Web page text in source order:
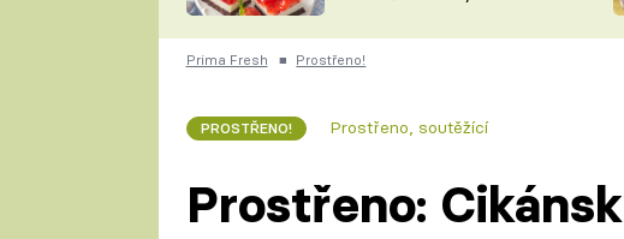
ČESKO NA TALÍŘI
KUCHAŘKA
Prima Fresh ■ Prostřeno!
PROSTŘENO! Prostřeno, soutěžící
Prostřeno: